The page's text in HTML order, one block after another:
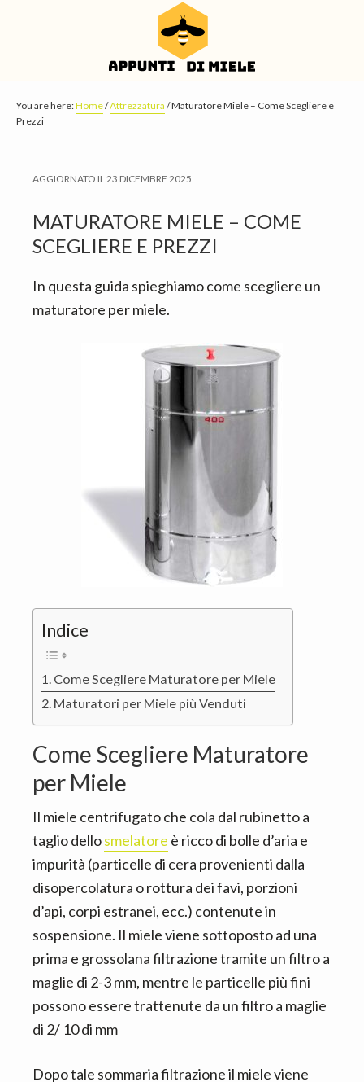
p
t
o
a
n
c
n
t
p
t
o
r
m
a
y
s
p
t
o
o
t
e
You are here:Home/Attrezzatura /Maturatore Miele – Come Scegliere e
Prezzi
AGGIORNATO IL23 DICEMBRE 2025
MATURATORE MIELE – COME
SCEGLIERE E PREZZI
In questa guida spieghiamo come scegliere un
maturatore per miele.
Indice
Come Scegliere Maturatore per Miele
Maturatori per Miele più Venduti
Come Scegliere Maturatore
per Miele
Il miele centrifugato che cola dal rubinetto a
taglio dellosmelatore è ricco di bolle d’aria e
impurità (particelle di cera provenienti dalla
disopercolatura o rottura dei favi, porzioni
d’api, corpi estranei, ecc.) contenute in
sospensione. Il miele viene sottoposto ad una
prima e grossolana filtrazione tramite un filtro a
maglie di 2-3 mm, mentre le particelle più fini
possono essere trattenute da un filtro a maglie
di 2/ 10 di mm
Dopo tale sommaria filtrazione il miele viene